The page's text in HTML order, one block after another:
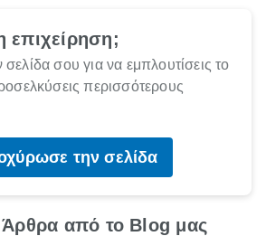
επιχείρηση;
σου για να εμπλουτίσεις το
περισσότερους
την σελίδα
Άρθρα από το Blog μας